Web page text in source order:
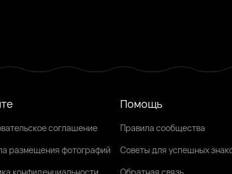
соглашение
размещения фотографий
Помощь
Правила сообщества
Советы для успешных